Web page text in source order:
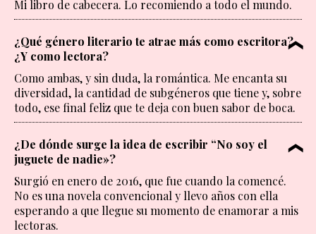
Mi libro de cabecera. Lo recomiendo a todo el mundo.
¿Qué género literario te atrae más como escritora?
¿Y como lectora?
Como ambas, y sin duda, la romántica. Me encanta su
diversidad, la cantidad de subgéneros que tiene y, sobre
todo, ese final feliz que te deja con buen sabor de boca.
¿De dónde surge la idea de escribir “No soy el
juguete de nadie»?
Surgió en enero de 2016, que fue cuando la comencé.
No es una novela convencional y llevo años con ella
esperando a que llegue su momento de enamorar a mis
lectoras.